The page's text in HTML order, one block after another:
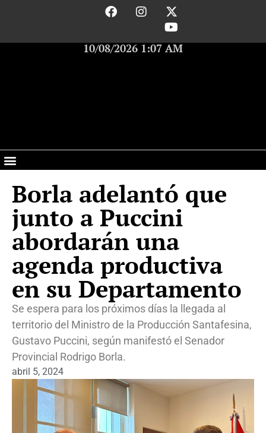
10/08/2026 1:07 AM
Borla adelantó que
junto a Puccini
abordarán una
agenda productiva
en su Departamento
Se espera para los próximos días la llegada al
territorio del Ministro de la Producción Santafesina,
Gustavo Puccini, según manifestó el Senador
Provincial Rodrigo Borla.
abril 5, 2024